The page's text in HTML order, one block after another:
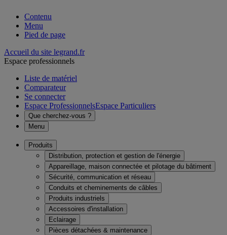
Contenu
Menu
Pied de page
Accueil du site legrand.fr
Espace professionnels
Liste de matériel
Comparateur
Se connecter
Espace ProfessionnelsEspace Particuliers
Que cherchez-vous ?
Menu
Produits
Distribution, protection et gestion de l'énergie
Appareillage, maison connectée et pilotage du bâtiment
Sécurité, communication et réseau
Conduits et cheminements de câbles
Produits industriels
Accessoires d'installation
Eclairage
Pièces détachées & maintenance